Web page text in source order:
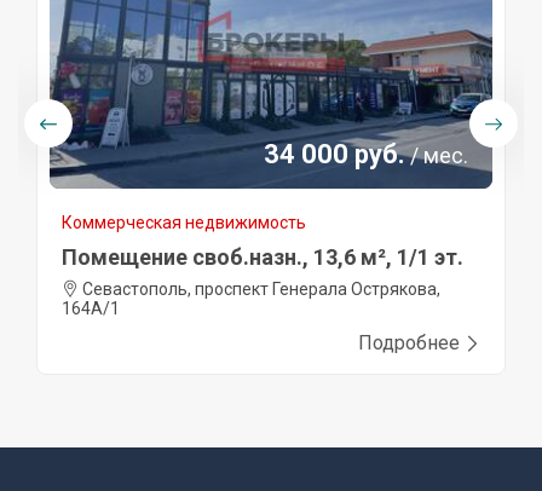
34 000 руб./ мес.
Коммерческая недвижимость
Помещение своб.назн., 13,6 м², 1/1 эт.
Севастополь, проспект Генерала Острякова,
164А/1
Подробнее